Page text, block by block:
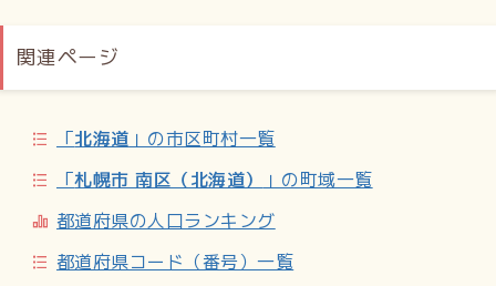
年）に「小金湯」として分割された。
イヌ文化交流センター／小金湯天満宮／砥山ダム／小金湯さ
くらの森
参考文献
関連ページ
「北海道 」の市区町村一覧
「札幌市 南区（北海道）
」の町域一覧
都道府県の人口ランキング
都道府県コード（番号）一覧